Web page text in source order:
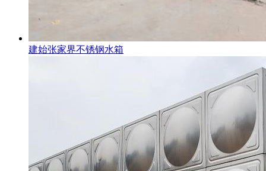
建始张家界不锈钢水箱